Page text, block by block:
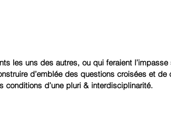
les uns des autres, ou qui feraient
d’emblée des questions croisées et
conditions d’une pluri & interdisciplinarité.